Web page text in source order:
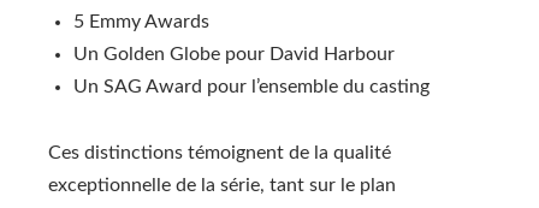
5 Emmy Awards
Un Golden Globe pour David Harbour
Un SAG Award pour l’ensemble du casting
Ces distinctions témoignent de la qualité
exceptionnelle de la série, tant sur le plan